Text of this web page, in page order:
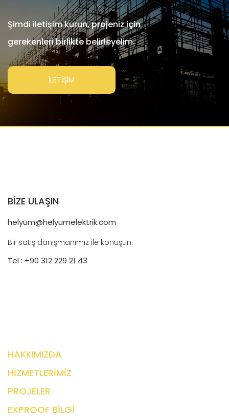
Şimdi iletişim kurun, projeniz için
gerekenleri birlikte belirleyelim.
İLETİŞİM
BİZE ULAŞIN
helyum@helyumelektrik.com
Bir satış danışmanımız ile konuşun.
Tel : +90 312 229 21 43
HAKKIMIZDA
HİZMETLERİMİZ
PROJELER
EXPROOF BİLGİ